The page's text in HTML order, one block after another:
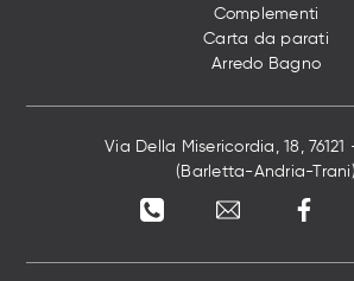
Complementi
Carta da parati
Arredo Bagno
Via Della Misericordia, 18,
(Barletta-Andria-Trani)